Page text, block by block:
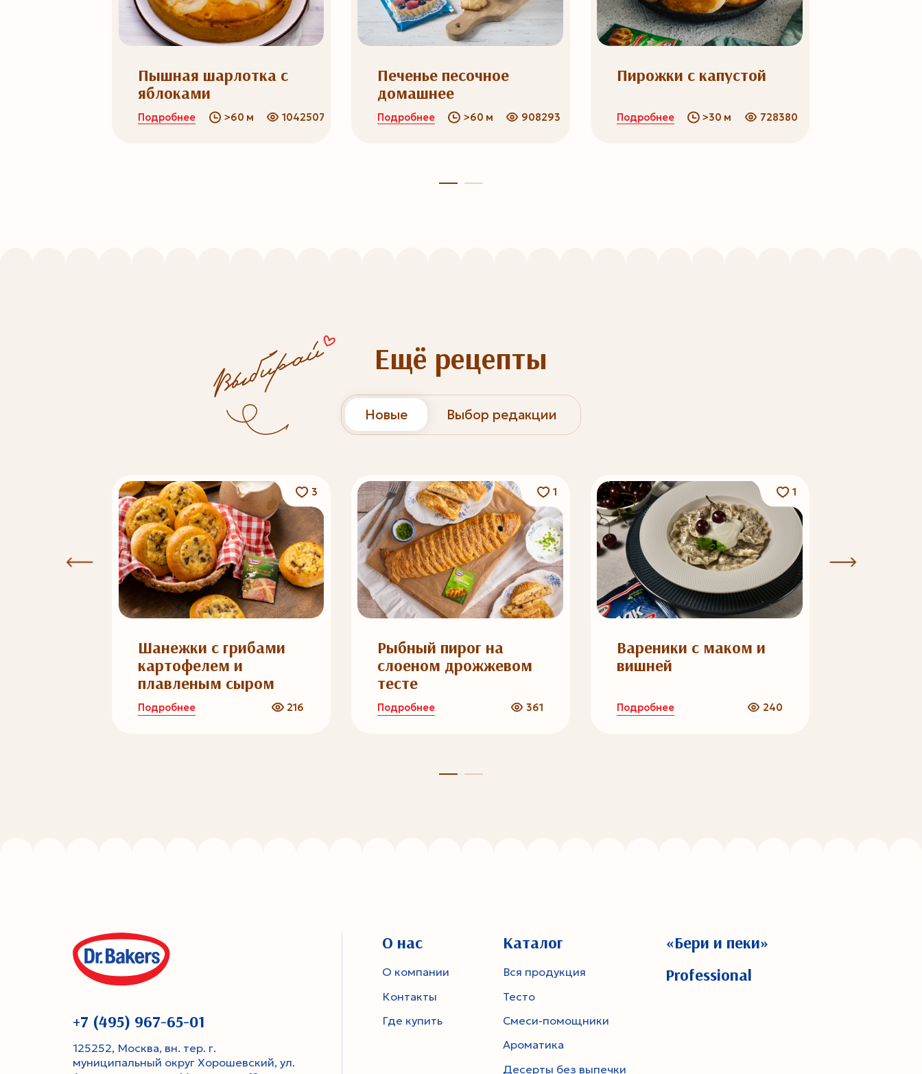
Пышная шарлотка с
яблоками
Подробнее >60 м 10425073
Печенье песочное
домашнее
Подробнее >60 м 908293
Пирожки с капустой
Подробнее >30 м 728380
Ещё рецепты
Новые Выбор редакции
3
Шанежки с грибами
картофелем и
плавленым сыром
Подробнее 216
1
Рыбный пирог на
слоеном дрожжевом
тесте
Подробнее 361
1
Вареники с маком и
вишней
Подробнее 240
+7 (495) 967-65-01
125252, Москва, вн. тер. г.
муниципальный округ Хорошевский, ул.
О нас
О компании
Контакты
Где купить
Каталог
Вся продукция
Тесто
Смеси-помощники
Ароматика
Десерты без выпечки
«Бери и пеки»
Professional